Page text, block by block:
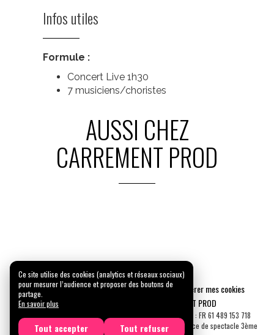
Infos utiles
Formule :
Concert Live 1h30
7 musiciens/choristes
AUSSI CHEZ
CARREMENT PROD
Mentions légales Confidentialité
Gérer mes cookies
Tous droits réservés © 2026 |
CARREMENT PROD
N° SIRET : 489 153 718 00031 - APE : 9001 Z - N° TVA Int. : FR 61 489 153 718
Licence de spectacle 2ème catégorie N°2-1048153 - Licence de spectacle 3ème
Ce site utilise des cookies (analytics et réseaux sociaux)
pour mesurer l’audience et proposer des boutons de
partage.
En savoir plus
Tout accepter Tout refuser